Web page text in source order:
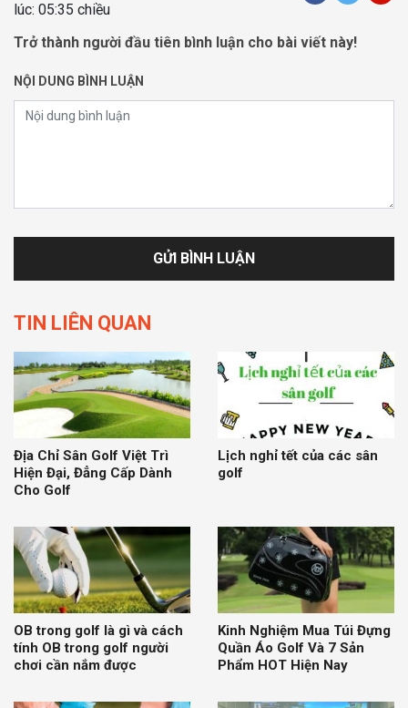
lúc: 05:35 chiều
Trở thành người đầu tiên bình luận cho bài viết này!
NỘI DUNG BÌNH LUẬN
TIN LIÊN QUAN
Địa Chỉ Sân Golf Việt Trì
Hiện Đại, Đẳng Cấp Dành
Cho Golf
Lịch nghỉ tết của các sân
golf
OB trong golf là gì và cách
tính OB trong golf người
chơi cần nắm được
Kinh Nghiệm Mua Túi Đựng
Quần Áo Golf Và 7 Sản
Phẩm HOT Hiện Nay